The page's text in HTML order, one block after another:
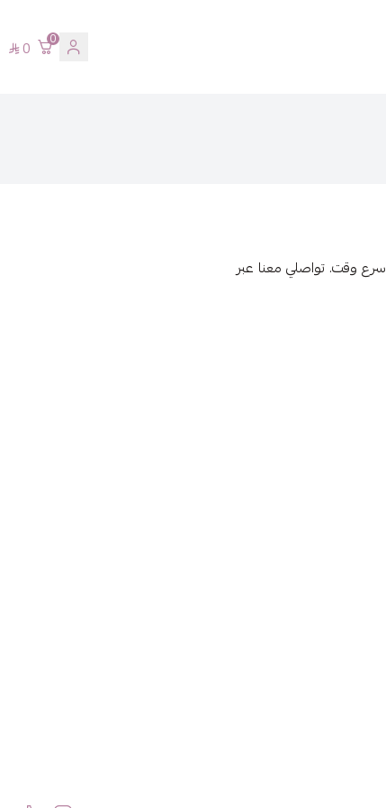
0
0
وقت. تواصلي معنا عبر